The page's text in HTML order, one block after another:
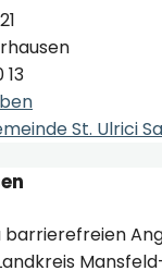
13
St. Ulrici
barrierefreien